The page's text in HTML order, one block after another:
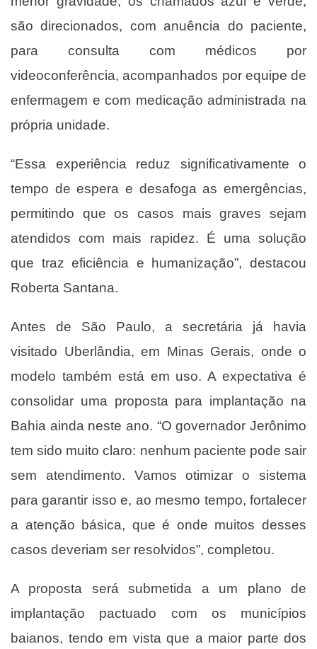
são direcionados, com anuência do paciente,
para consulta com médicos por
videoconferência, acompanhados por equipe de
enfermagem e com medicação administrada na
própria unidade.
“Essa experiência reduz significativamente o
tempo de espera e desafoga as emergências,
permitindo que os casos mais graves sejam
atendidos com mais rapidez. É uma solução
que traz eficiência e humanização”, destacou
Roberta Santana.
Antes de São Paulo, a secretária já havia
visitado Uberlândia, em Minas Gerais, onde o
modelo também está em uso. A expectativa é
consolidar uma proposta para implantação na
Bahia ainda neste ano. “O governador Jerônimo
tem sido muito claro: nenhum paciente pode sair
sem atendimento. Vamos otimizar o sistema
para garantir isso e, ao mesmo tempo, fortalecer
a atenção básica, que é onde muitos desses
casos deveriam ser resolvidos”, completou.
A proposta será submetida a um plano de
implantação pactuado com os municípios
baianos, tendo em vista que a maior parte dos